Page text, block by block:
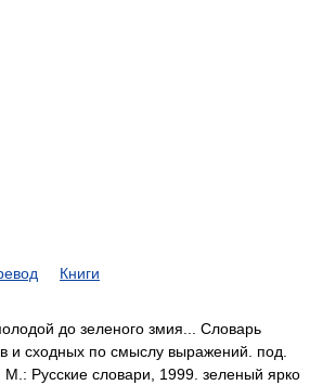
Книги
до зеленого змия... Словарь
и сходных по смыслу выражений. под.
Русские словари, 1999. зеленый ярко